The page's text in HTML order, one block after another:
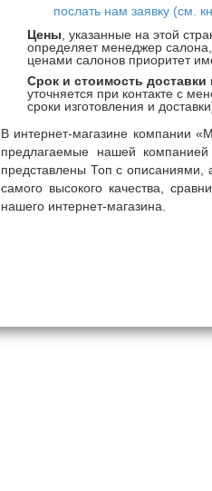
послать нам заявку (см.
Цены , указанные на этой
определяет менеджер
ценами салонов приоритет
Срок и стоимость доставки
уточняется при контакте с
сроки изготовления и
В интернет-магазине компании
предлагаемые нашей компанией
представлены Топ с описаниями,
самого высокого качества,
нашего интернет-магазина.